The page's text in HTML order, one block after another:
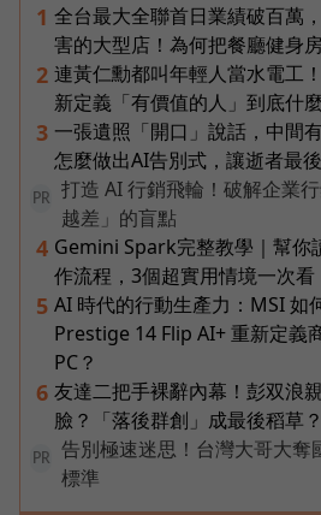
1 全台最大全聯首日業績破百萬
害的大型店！為何把餐廳健身
2 連黃仁勳都叫年輕人當水電工
新定義「有價值的人」到底什
3 一張遺照「開口」說話，中間
怎麼做出AI告別式，讓逝者最
PR
打造 AI 行銷飛輪！破解企業
越差」的盲點
4 Gemini Spark完整教學｜幫你
作流程，3個超實用情境一次看
5 AI 時代的行動生產力：MSI 如
Prestige 14 Flip AI+ 重新定義
PC？
6 友達二把手裸辭內幕！彭双浪
臉？「落後群創」成最後稻草？
PR
告別極速迷思！台灣大哥大奪
標準